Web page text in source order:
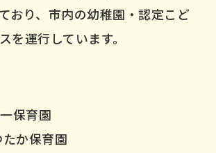
おり、市内の幼稚園・認定こど
を運行しています。
保育園
か保育園